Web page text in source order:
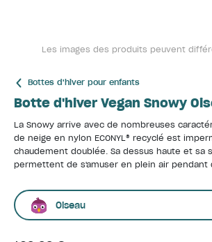
Les images des produits peuvent
Bottes d'hiver pour enfants
Botte d'hiver Vegan Snowy
La Snowy arrive avec de nombreuses
de neige en nylon ECONYL® recyclé est
chaudement doublée. Sa dessus haute et sa
permettent de s'amuser en plein air pendant
Oiseau